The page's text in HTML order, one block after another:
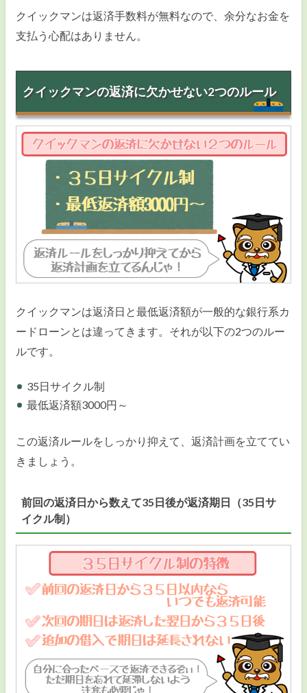
クイックマンは返済手数料が無料なので、余分なお金を
支払う心配はありません。
クイックマンの返済に欠かせない2つのルール
クイックマンは返済日と最低返済額が一般的な銀行系カ
ードローンとは違ってきます。それが以下の2つのルー
ルです。
35日サイクル制
最低返済額3000円～
この返済ルールをしっかり抑えて、返済計画を立ててい
きましょう。
前回の返済日から数えて35日後が返済期日（35日サ
イクル制）